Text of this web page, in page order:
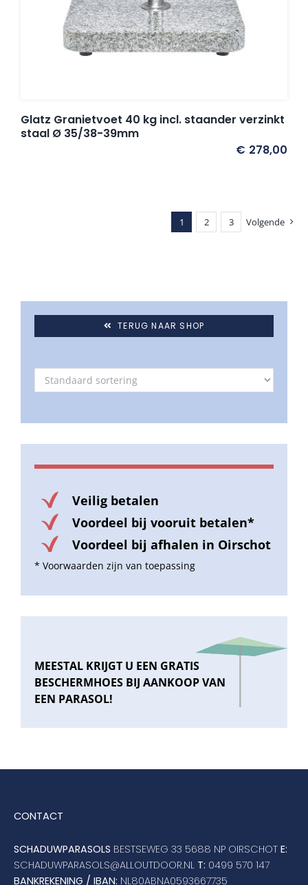
Glatz Granietvoet 40 kg incl. staander verzinkt
staal Ø 35/38-39mm
€ 278,00
1 2 3 Volgende
TERUG NAAR SHOP
Veilig betalen
Voordeel bij vooruit betalen*
Voordeel bij afhalen in Oirschot
* Voorwaarden zijn van toepassing
MEESTAL KRIJGT U EEN GRATIS
BESCHERMHOES BIJ AANKOOP VAN
EEN PARASOL!
CONTACT
SCHADUWPARASOLS BESTSEWEG 33 5688 NP OIRSCHOT E:
SCHADUWPARASOLS@ALLOUTDOOR.NL T: 0499 570 147
BANKREKENING / IBAN: NL80ABNA0593667735